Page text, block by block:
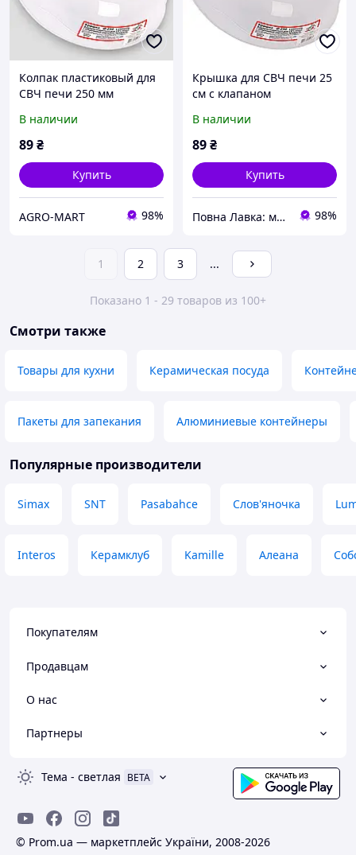
Колпак пластиковый для
СВЧ печи 250 мм
В наличии
89₴
Купить
AGRO-MART 98%
Крышка для СВЧ печи 25
см с клапаном
В наличии
89₴
Купить
Повна Лавка: модно и комфортно по доступной цене 98%
1 2 3 ...
Показано 1 - 29 товаров из 100+
Смотри также
Товары для кухни Керамическая посуда
Пакеты для запекания Алюминиевые контейнеры
Популярные производители
Simax SNT Pasabahce Слов'яночка
Interos Керамклуб Kamille Алеана
Покупателям
Продавцам
О нас
Партнеры
Тема - светлая BETA
© Prom.ua — маркетплейс України, 2008-2026